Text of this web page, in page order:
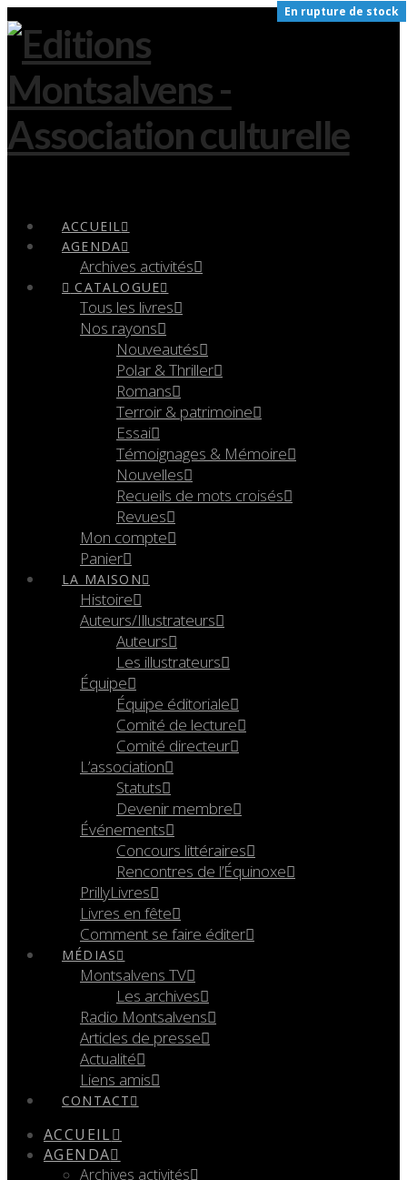
ACCUEIL
AGENDA
Archives activités
CATALOGUE
Tous les livres
Nos rayons
Nouveautés
Polar & Thriller
Romans
Terroir & patrimoine
Essai
Témoignages & Mémoire
Nouvelles
Recueils de mots croisés
Revues
Mon compte
Panier
LA MAISON
Histoire
Auteurs/Illustrateurs
Auteurs
Les illustrateurs
Équipe
Équipe éditoriale
Comité de lecture
Comité directeur
L’association
Statuts
Devenir membre
Événements
Concours littéraires
Rencontres de l’Équinoxe
PrillyLivres
Livres en fête
Comment se faire éditer
MÉDIAS
Montsalvens TV
Les archives
Radio Montsalvens
Articles de presse
Actualité
Liens amis
CONTACT
ACCUEIL
AGENDA
Archives activités
En rupture de stock